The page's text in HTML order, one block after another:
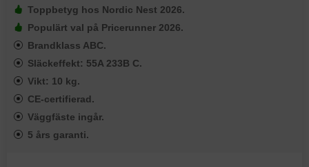
Toppbetyg hos Nordic Nest 2026.
Populärt val på Pricerunner 2026.
Brandklass ABC.
Släckeffekt: 55A 233B C.
Vikt: 10 kg.
CE-certifierad.
Väggfäste ingår.
5 års garanti.